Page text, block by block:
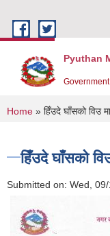
Pyuthan
You are
Home » हिँउदे घाँसको विउ
हिँउदे घाँसको
Submitted on: Wed,